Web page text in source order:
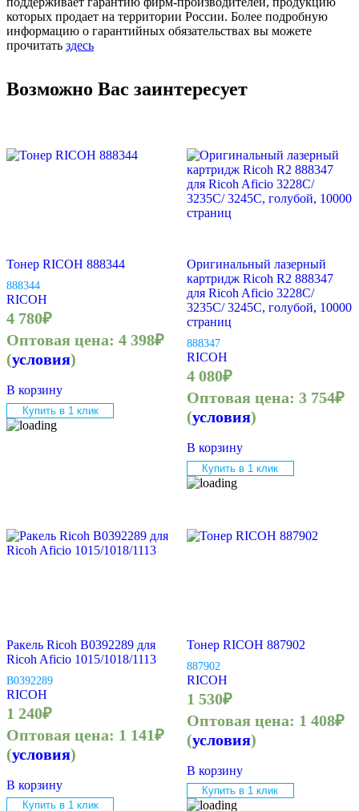
которых продает на территории России. Более подробную
информацию о гарантийных обязательствах вы можете
прочитать здесь
Возможно Вас заинтересует
Тонер RICOH 888344
888344
RICOH
4 780₽
Оптовая цена: 4 398₽
(условия)
В корзину
Купить в 1 клик
Оригинальный лазерный
картридж Ricoh R2 888347
для Ricoh Aficio 3228C/
3235C/ 3245C, голубой, 10000
страниц
888347
RICOH
4 080₽
Оптовая цена: 3 754₽
(условия)
В корзину
Купить в 1 клик
Ракель Ricoh B0392289 для
Ricoh Aficio 1015/1018/1113
B0392289
RICOH
1 240₽
Оптовая цена: 1 141₽
(условия)
В корзину
Купить в 1 клик
Тонер RICOH 887902
887902
RICOH
1 530₽
Оптовая цена: 1 408₽
(условия)
В корзину
Купить в 1 клик